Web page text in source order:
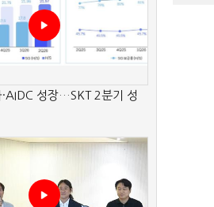
·AIDC 성장…SKT 2분기 성